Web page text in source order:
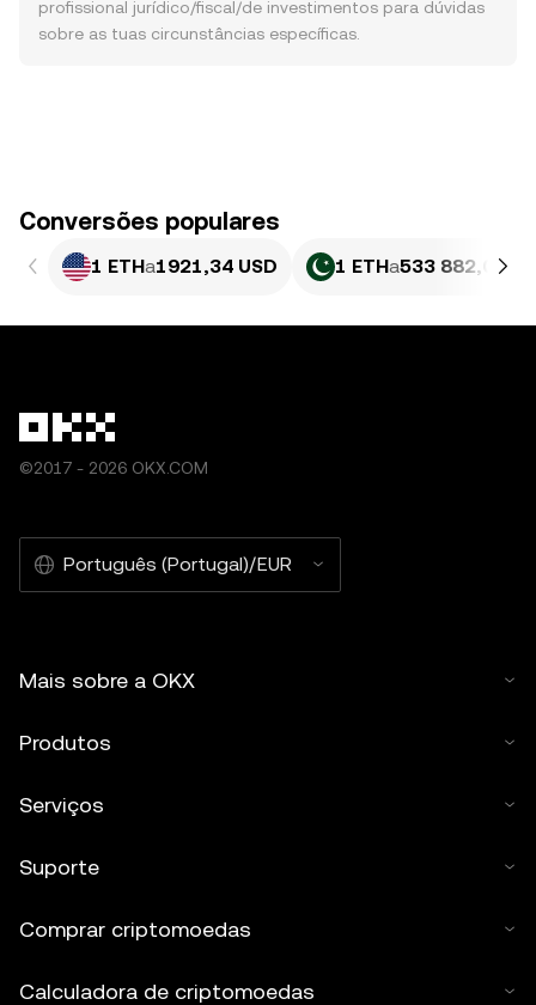
profissional jurídico/fiscal/de investimentos para dúvidas
sobre as tuas circunstâncias específicas.
Conversões populares
1 ETHa1921,34 USD 1 ETHa533 882,03
©2017 - 2026 OKX.COM
Português (Portugal)/EUR
Mais sobre a OKX
Produtos
Serviços
Suporte
Comprar criptomoedas
Calculadora de criptomoedas